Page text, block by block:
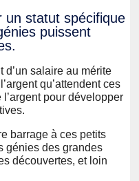
statut spécifique
puissent
salaire au mérite
qu’attendent ces
pour développer
barrage à ces petits
génies des grandes
découvertes, et loin